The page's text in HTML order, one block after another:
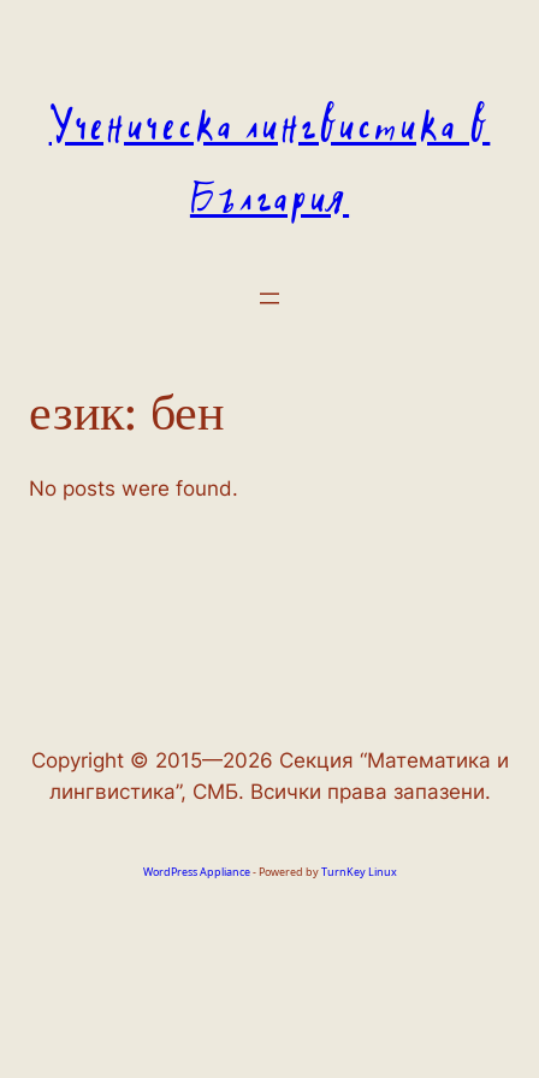
Ученическа лингвистика в
България
език: бен
No posts were found.
Copyright © 2015—2026 Секция “Математика и
лингвистика”, СМБ. Всички права запазени.
WordPress Appliance- Powered byTurnKey Linux